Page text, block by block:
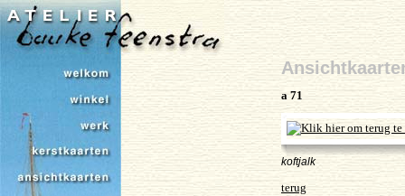
a 71
koftjalk
terug